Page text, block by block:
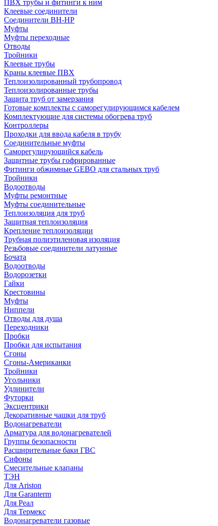
ПВХ трубы и фитинги к ним
Клеевые соединители
Соединители ВН-НР
Муфты
Муфты переходные
Отводы
Тройники
Клеевые трубы
Краны клеевые ПВХ
Теплоизолированный трубопровод
Теплоизолированные трубы
Защита труб от замерзания
Готовые комплекты с саморегулирующимся кабелем
Комплектующие для системы обогрева труб
Контроллеры
Проходки для ввода кабеля в трубу
Соединительные муфты
Саморегулирующийся кабель
Защитные трубы гофрированные
Фитинги обжимные GEBO для стальных труб
Тройники
Водоотводы
Муфты ремонтные
Муфты соединительные
Теплоизоляция для труб
Защитная теплоизоляция
Крепление теплоизоляции
Трубная полиэтиленовая изоляция
Резьбовые соединители латунные
Бочата
Водоотводы
Водорозетки
Гайки
Крестовины
Муфты
Ниппели
Отводы для душа
Переходники
Пробки
Пробки для испытания
Сгоны
Сгоны-Американки
Тройники
Угольники
Удлинители
Футорки
Эксцентрики
Декоративные чашки для труб
Водонагреватели
Арматура для водонагревателей
Группы безопасности
Расширительные баки ГВС
Сифоны
Смесительные клапаны
ТЭН
Для Ariston
Для Garanterm
Для Реал
Для Термекс
Водонагреватели газовые